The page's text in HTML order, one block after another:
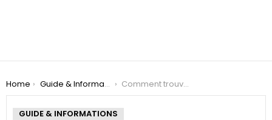
You are here:
Home Guide & Informations Comment trouver l’adresse d’une personne ?
GUIDE & INFORMATIONS